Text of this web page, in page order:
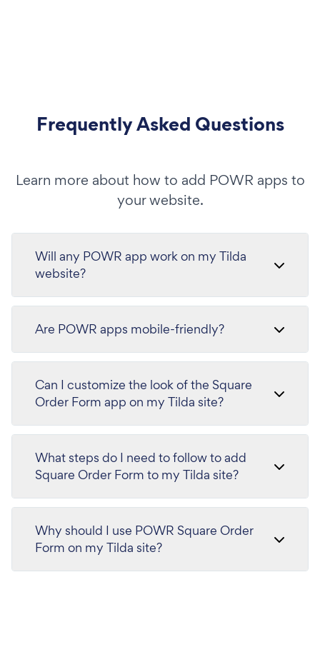
Frequently Asked Questions
Learn more about how to add POWR apps to
your website.
Will any POWR app work on my Tilda
website?
Are POWR apps mobile-friendly?
Can I customize the look of the Square
Order Form app on my Tilda site?
What steps do I need to follow to add
Square Order Form to my Tilda site?
Why should I use POWR Square Order
Form on my Tilda site?